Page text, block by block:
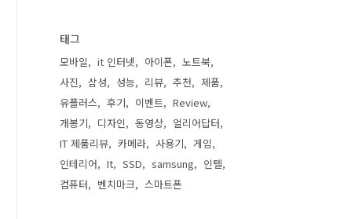
태그
모바일 it 인터넷 아이폰
노트북
사진
삼성 성능 리뷰 추천
제품
유플러스
후기 이벤트
Review
개봉기
디자인 동영상
얼리어답터
IT 제품리뷰
카메라 사용기
게임
인테리어
It SSD samsung
인텔
컴퓨터
벤치마크 스마트폰